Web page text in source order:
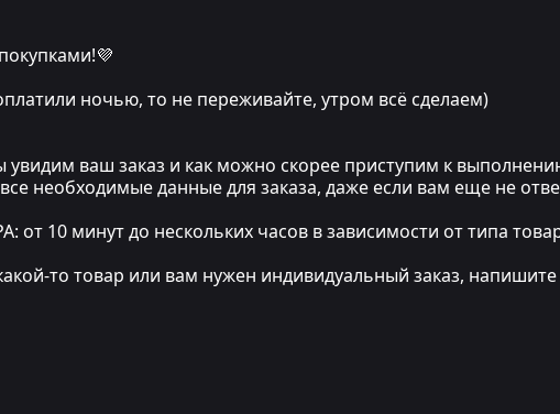
ночью, то не переживайте, утром всё сделаем)
увидим ваш заказ и как можно скорее приступим к
необходимые данные для заказа, даже если вам еще не
10 минут до нескольких часов в зависимости от типа
то товар или вам нужен индивидуальный заказ,